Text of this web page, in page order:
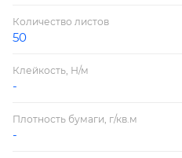
Количество листов
50
Клейкость, Н/м
-
Плотность бумаги, г/кв.м
-